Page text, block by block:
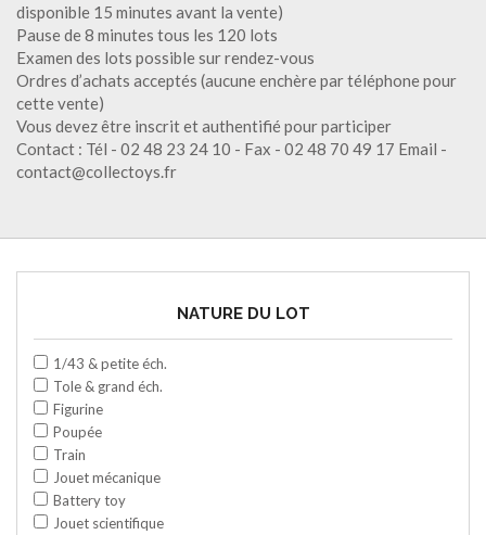
disponible 15 minutes avant la vente)
Pause de 8 minutes tous les 120 lots
Examen des lots possible sur rendez-vous
Ordres d’achats acceptés (aucune enchère par téléphone pour
cette vente)
Vous devez être inscrit et authentifié pour participer
Contact : Tél - 02 48 23 24 10 - Fax - 02 48 70 49 17 Email -
contact@collectoys.fr
NATURE DU LOT
1/43 & petite éch.
Tole & grand éch.
Figurine
Poupée
Train
Jouet mécanique
Battery toy
Jouet scientifique